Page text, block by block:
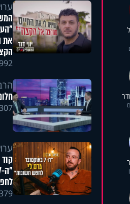
את
2992
307 צפיות
6379